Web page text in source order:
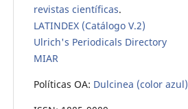
revistas científicas.
LATINDEX (Catálogo V.2)
Ulrich's Periodicals Directory
MIAR
Políticas OA: Dulcinea (color azul)